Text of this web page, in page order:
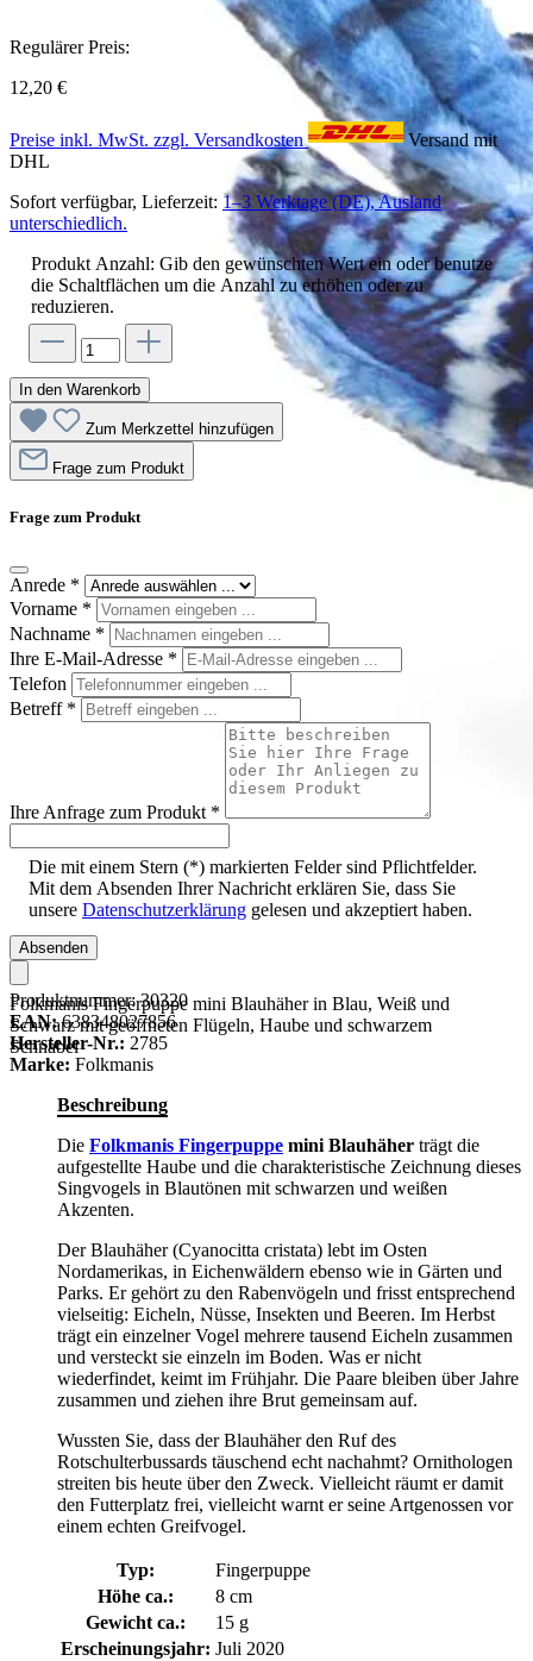
Folkmanis Fingerpuppe mini Blauhäher in Blau, Weiß und
Schwarz mit geöffneten Flügeln, Haube und schwarzem
Schnabel
Regulärer Preis:
12,20 €
Preise inkl. MwSt. zzgl. Versandkosten
Versand mit
DHL
Sofort verfügbar, Lieferzeit: 1–3 Werktage (DE), Ausland
unterschiedlich.
Produkt Anzahl: Gib den gewünschten Wert ein oder benutze
die Schaltflächen um die Anzahl zu erhöhen oder zu
reduzieren.
In den Warenkorb
Zum Merkzettel hinzufügen
Frage zum Produkt
Frage zum Produkt
Anrede *
Vorname *
Nachname *
Ihre E-Mail-Adresse *
Telefon
Betreff *
Ihre Anfrage zum Produkt *
Die mit einem Stern (*) markierten Felder sind Pflichtfelder.
Mit dem Absenden Ihrer Nachricht erklären Sie, dass Sie
unsere Datenschutzerklärung gelesen und akzeptiert haben.
Absenden
Produktnummer:30320
EAN: 638348027856
Hersteller-Nr.: 2785
Marke: Folkmanis
Beschreibung
Die Folkmanis Fingerpuppe mini Blauhäher trägt die
aufgestellte Haube und die charakteristische Zeichnung dieses
Singvogels in Blautönen mit schwarzen und weißen
Akzenten.
Der Blauhäher (Cyanocitta cristata) lebt im Osten
Nordamerikas, in Eichenwäldern ebenso wie in Gärten und
Parks. Er gehört zu den Rabenvögeln und frisst entsprechend
vielseitig: Eicheln, Nüsse, Insekten und Beeren. Im Herbst
trägt ein einzelner Vogel mehrere tausend Eicheln zusammen
und versteckt sie einzeln im Boden. Was er nicht
wiederfindet, keimt im Frühjahr. Die Paare bleiben über Jahre
zusammen und ziehen ihre Brut gemeinsam auf.
Wussten Sie, dass der Blauhäher den Ruf des
Rotschulterbussards täuschend echt nachahmt? Ornithologen
streiten bis heute über den Zweck. Vielleicht räumt er damit
den Futterplatz frei, vielleicht warnt er seine Artgenossen vor
einem echten Greifvogel.
Typ:
Fingerpuppe
Höhe ca.:
8 cm
Gewicht ca.:
15 g
Erscheinungsjahr: Juli 2020